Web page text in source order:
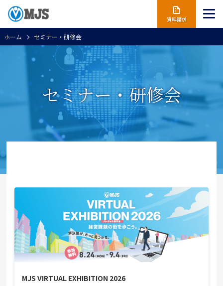
資料請求
ホーム セミナー・研修会
セミナー・研修会
MJS VIRTUAL EXHIBITION 2026